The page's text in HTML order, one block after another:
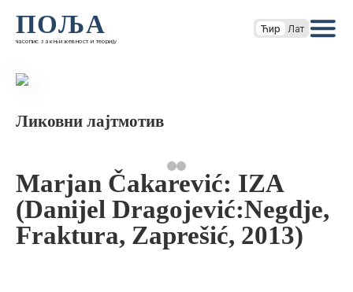
ПОЉА
часопис за књижевност и теорију
Ћир Лат
Ликовни лајтмотив
Marjan Čakarević: IZA
(Danijel Dragojević:Negdje,
Fraktura, Zaprešić, 2013)